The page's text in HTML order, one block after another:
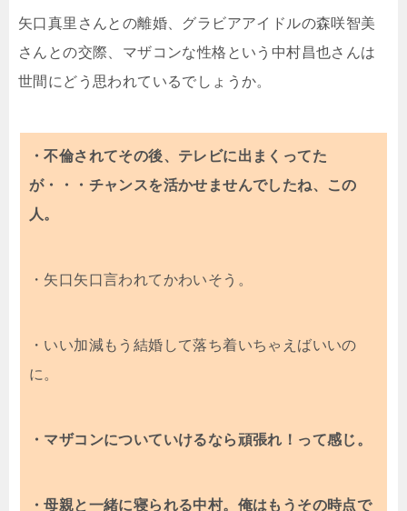
矢口真里さんとの離婚、グラビアアイドルの森咲智美
さんとの交際、マザコンな性格という中村昌也さんは
世間にどう思われているでしょうか。
・不倫されてその後、テレビに出まくってた
が・・・チャンスを活かせませんでしたね、この
人。
・矢口矢口言われてかわいそう。
・いい加減もう結婚して落ち着いちゃえばいいの
に。
・マザコンについていけるなら頑張れ！って感じ。
・母親と一緒に寝られる中村。俺はもうその時点で